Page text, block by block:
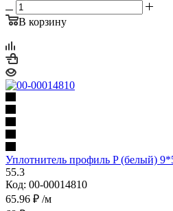
В корзину
Уплотнитель профиль P (белый)
55.3
Код: 00-00014810
65.96 ₽ /м